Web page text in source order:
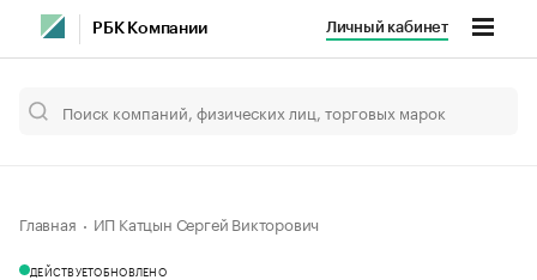
РБК Компании Личный кабинет
Главная ИП Катцын Сергей Викторович
ДЕЙСТВУЕТОБНОВЛЕНО